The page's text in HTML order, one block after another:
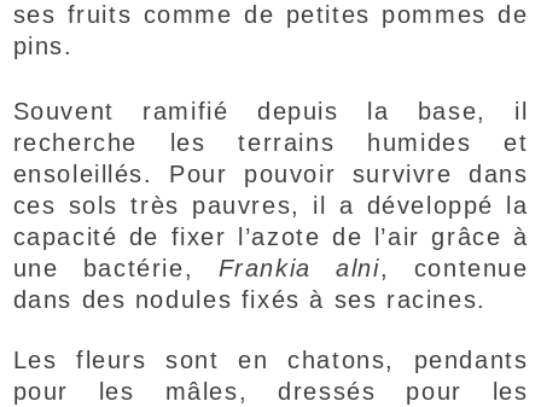
ses fruits comme de petites pommes de
pins.
Souvent ramifié depuis la base, il
recherche les terrains humides et
ensoleillés. Pour pouvoir survivre dans
ces sols très pauvres, il a développé la
capacité de fixer l’azote de l’air grâce à
une bactérie, Frankia alni, contenue
dans des nodules fixés à ses racines.
Les fleurs sont en chatons, pendants
pour les mâles, dressés pour les